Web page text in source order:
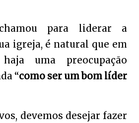
para liderar a
igreja, é natural que em
uma preocupação
“como ser um bom líder
devemos desejar fazer